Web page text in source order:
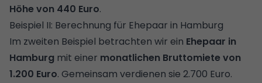
Höhe von 440 Euro.
Beispiel II: Berechnung für Ehepaar in Hamburg
Im zweiten Beispiel betrachten wir ein Ehepaar in
Hamburg mit einer monatlichen Bruttomiete von
1.200 Euro. Gemeinsam verdienen sie 2.700 Euro.